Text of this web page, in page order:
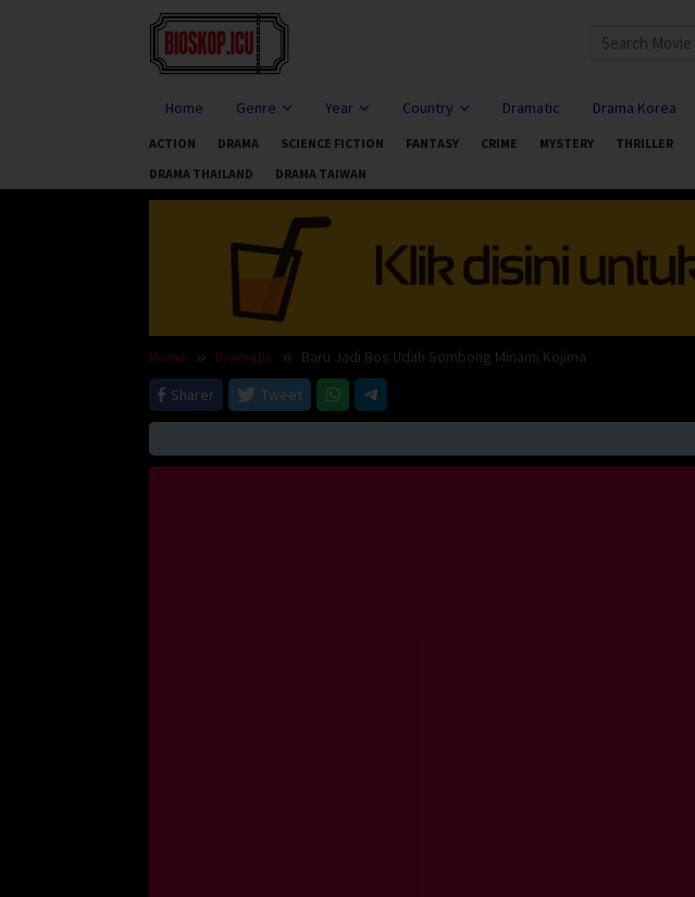
Home Genre Year Country Dramatic Drama Korea
ACTION DRAMA SCIENCE FICTION FANTASY CRIME MYSTERY THRILLER
DRAMA THAILAND
DRAMA TAIWAN
Home Dramatic
Baru Jadi Bos Udah Sombong Minami Kojima
Sharer
Tweet